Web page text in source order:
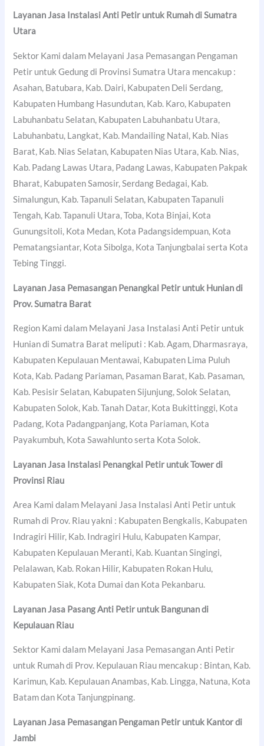
Layanan Jasa Instalasi Anti Petir untuk Rumah di Sumatra
Utara
Sektor Kami dalam Melayani Jasa Pemasangan Pengaman
Petir untuk Gedung di Provinsi Sumatra Utara mencakup :
Asahan, Batubara, Kab. Dairi, Kabupaten Deli Serdang,
Kabupaten Humbang Hasundutan, Kab. Karo, Kabupaten
Labuhanbatu Selatan, Kabupaten Labuhanbatu Utara,
Labuhanbatu, Langkat, Kab. Mandailing Natal, Kab. Nias
Barat, Kab. Nias Selatan, Kabupaten Nias Utara, Kab. Nias,
Kab. Padang Lawas Utara, Padang Lawas, Kabupaten Pakpak
Bharat, Kabupaten Samosir, Serdang Bedagai, Kab.
Simalungun, Kab. Tapanuli Selatan, Kabupaten Tapanuli
Tengah, Kab. Tapanuli Utara, Toba, Kota Binjai, Kota
Gunungsitoli, Kota Medan, Kota Padangsidempuan, Kota
Pematangsiantar, Kota Sibolga, Kota Tanjungbalai serta Kota
Tebing Tinggi.
Layanan Jasa Pemasangan Penangkal Petir untuk Hunian di
Prov. Sumatra Barat
Region Kami dalam Melayani Jasa Instalasi Anti Petir untuk
Hunian di Sumatra Barat meliputi : Kab. Agam, Dharmasraya,
Kabupaten Kepulauan Mentawai, Kabupaten Lima Puluh
Kota, Kab. Padang Pariaman, Pasaman Barat, Kab. Pasaman,
Kab. Pesisir Selatan, Kabupaten Sijunjung, Solok Selatan,
Kabupaten Solok, Kab. Tanah Datar, Kota Bukittinggi, Kota
Padang, Kota Padangpanjang, Kota Pariaman, Kota
Payakumbuh, Kota Sawahlunto serta Kota Solok.
Layanan Jasa Instalasi Penangkal Petir untuk Tower di
Provinsi Riau
Area Kami dalam Melayani Jasa Instalasi Anti Petir untuk
Rumah di Prov. Riau yakni : Kabupaten Bengkalis, Kabupaten
Indragiri Hilir, Kab. Indragiri Hulu, Kabupaten Kampar,
Kabupaten Kepulauan Meranti, Kab. Kuantan Singingi,
Pelalawan, Kab. Rokan Hilir, Kabupaten Rokan Hulu,
Kabupaten Siak, Kota Dumai dan Kota Pekanbaru.
Layanan Jasa Pasang Anti Petir untuk Bangunan di
Kepulauan Riau
Sektor Kami dalam Melayani Jasa Pemasangan Anti Petir
untuk Rumah di Prov. Kepulauan Riau mencakup : Bintan, Kab.
Karimun, Kab. Kepulauan Anambas, Kab. Lingga, Natuna, Kota
Batam dan Kota Tanjungpinang.
Layanan Jasa Pemasangan Pengaman Petir untuk Kantor di
Jambi